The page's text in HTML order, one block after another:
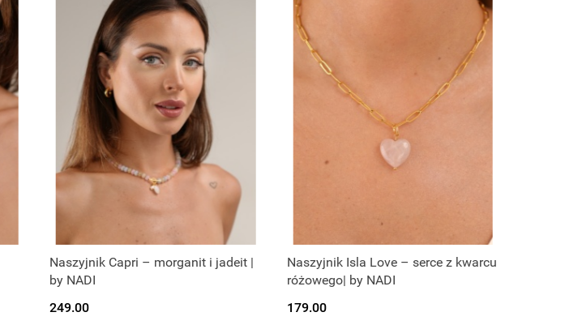
Naszyjnik Capri – morganit i jadeit |
by NADI
249.00
Naszyjnik Isla Love – serce z kwarcu
różowego| by NADI
179.00